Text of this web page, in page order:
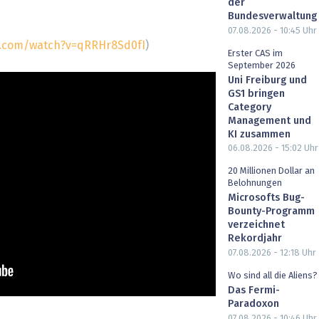
Artificial Intelligence
Fintech & Insurtech
Professional AV & Digital Signage
watch?v=qRRHr8Sd0fI )
der
Bundesverwaltung
07.08.2026 - 10:45 Uhr
Erster CAS im
September 2026
Uni Freiburg und
GS1 bringen
Category
Management und
KI zusammen
06.08.2026 - 15:02 Uhr
20 Millionen Dollar an
Belohnungen
Microsofts Bug-
Bounty-Programm
verzeichnet
Rekordjahr
07.08.2026 - 12:18 Uhr
Wo sind all die Aliens?
Das Fermi-
Paradoxon